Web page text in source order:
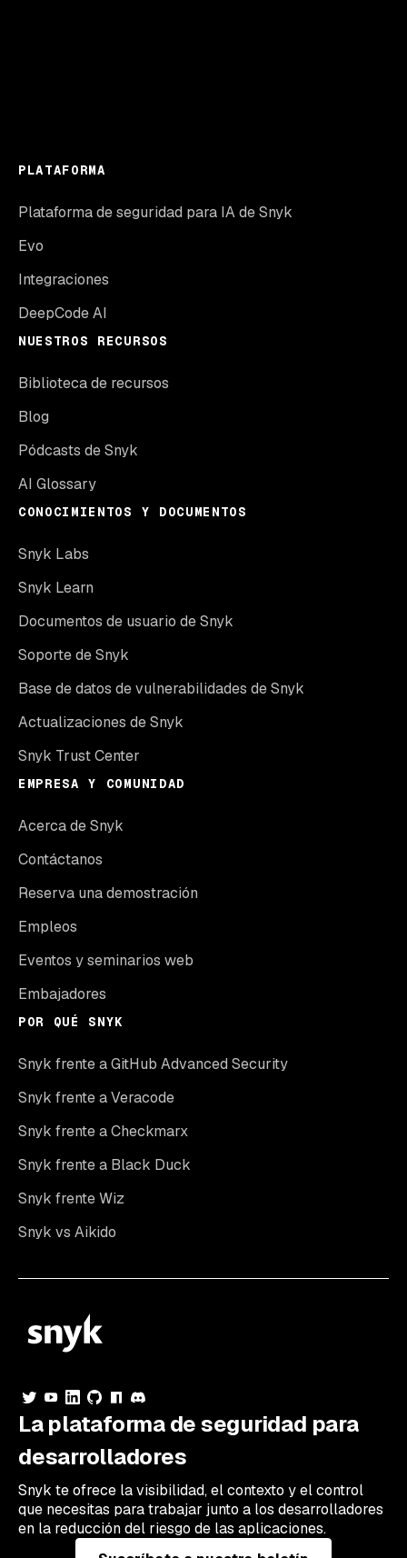
PLATAFORMA
Plataforma de seguridad para IA de Snyk
Evo
Integraciones
DeepCode AI
NUESTROS RECURSOS
Biblioteca de recursos
Blog
Pódcasts de Snyk
AI Glossary
CONOCIMIENTOS Y DOCUMENTOS
Snyk Labs
Snyk Learn
Documentos de usuario de Snyk
Soporte de Snyk
Base de datos de vulnerabilidades de Snyk
Actualizaciones de Snyk
Snyk Trust Center
EMPRESA Y COMUNIDAD
Acerca de Snyk
Contáctanos
Reserva una demostración
Empleos
Eventos y seminarios web
Embajadores
POR QUÉ SNYK
Snyk frente a GitHub Advanced Security
Snyk frente a Veracode
Snyk frente a Checkmarx
Snyk frente a Black Duck
Snyk frente Wiz
Snyk vs Aikido
La plataforma de seguridad para
desarrolladores
Snyk te ofrece la visibilidad, el contexto y el control
que necesitas para trabajar junto a los desarrolladores
en la reducción del riesgo de las aplicaciones.